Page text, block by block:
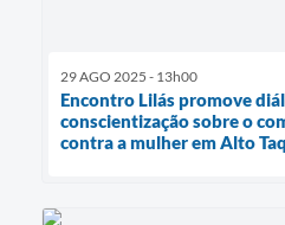
29 AGO 2025 - 13h00
Encontro Lilás promove
conscientização sobre o
contra a mulher em Alto